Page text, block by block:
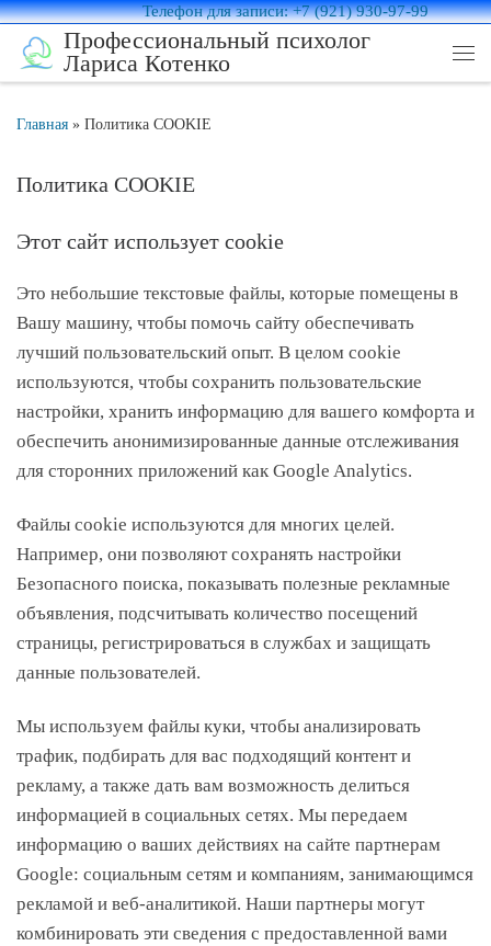
Перейти к содержимому
Телефон для записи: +7 (921) 930-97-99
Профессиональный психолог
Лариса Котенко
Главная » Политика COOKIE
Политика COOKIE
Этот сайт использует cookie
Это небольшие текстовые файлы, которые помещены в
Вашу машину, чтобы помочь сайту обеспечивать
лучший пользовательский опыт. В целом cookie
используются, чтобы сохранить пользовательские
настройки, хранить информацию для вашего комфорта и
обеспечить анонимизированные данные отслеживания
для сторонних приложений как Google Analytics.
Файлы cookie используются для многих целей.
Например, они позволяют сохранять настройки
Безопасного поиска, показывать полезные рекламные
объявления, подсчитывать количество посещений
страницы, регистрироваться в службах и защищать
данные пользователей.
Мы используем файлы куки, чтобы анализировать
трафик, подбирать для вас подходящий контент и
рекламу, а также дать вам возможность делиться
информацией в социальных сетях. Мы передаем
информацию о ваших действиях на сайте партнерам
Google: социальным сетям и компаниям, занимающимся
рекламой и веб-аналитикой. Наши партнеры могут
комбинировать эти сведения с предоставленной вами